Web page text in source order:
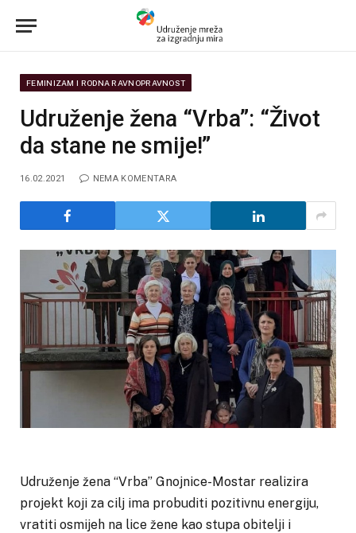
FEMINIZAM I RODNA RAVNOPRAVNOST
Udruženje žena “Vrba”: “Život
da stane ne smije!”
16.02.2021 NEMA KOMENTARA
Udruženje žena “Vrba” Gnojnice-Mostar realizira
projekt koji za cilj ima probuditi pozitivnu energiju,
vratiti osmijeh na lice žene kao stupa obitelji i